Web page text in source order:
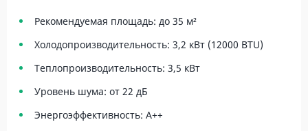
Рекомендуемая площадь: до 35 м²
Холодопроизводительность: 3,2 кВт (12000 BTU)
Теплопроизводительность: 3,5 кВт
Уровень шума: от 22 дБ
Энергоэффективность: A++